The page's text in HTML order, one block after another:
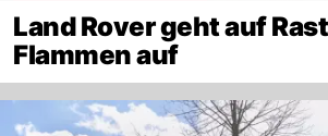
Land Rover geht auf
Flammen auf